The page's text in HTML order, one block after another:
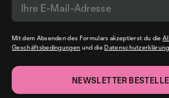
Mit dem Absenden des Formulars akzeptierst du die
Geschäftsbedingungen und die Datenschutzerklärung